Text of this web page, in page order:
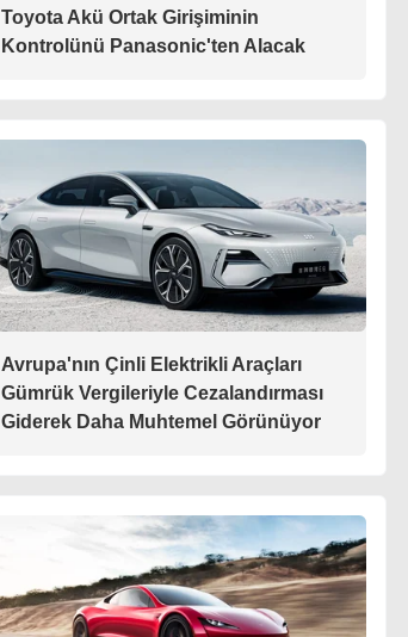
Toyota Akü Ortak Girişiminin
Kontrolünü Panasonic'ten Alacak
Avrupa'nın Çinli Elektrikli Araçları
Gümrük Vergileriyle Cezalandırması
Giderek Daha Muhtemel Görünüyor